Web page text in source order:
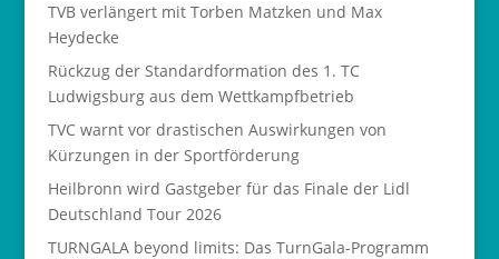
TVB verlängert mit Torben Matzken und Max
Heydecke
Rückzug der Standardformation des 1. TC
Ludwigsburg aus dem Wettkampfbetrieb
TVC warnt vor drastischen Auswirkungen von
Kürzungen in der Sportförderung
Heilbronn wird Gastgeber für das Finale der Lidl
Deutschland Tour 2026
TURNGALA beyond limits: Das TurnGala-Programm